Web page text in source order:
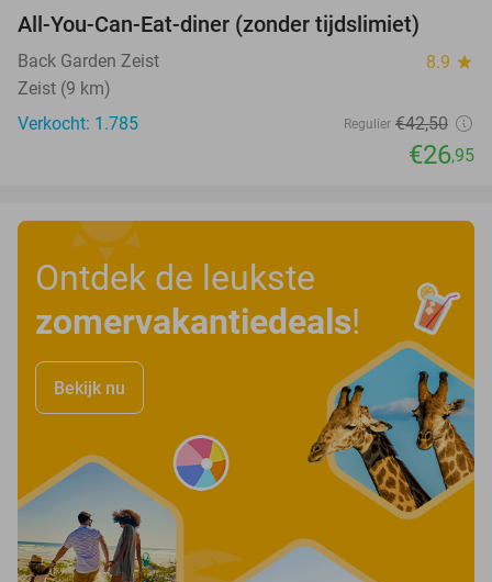
All-You-Can-Eat-diner (zonder tijdslimiet)
Back Garden Zeist 8.9 star
Zeist (9 km)
Verkocht: 1.785
Regulier €42,50
€26,95
Ontdek de leukste
zomervakantiedeals!
Bekijk nu